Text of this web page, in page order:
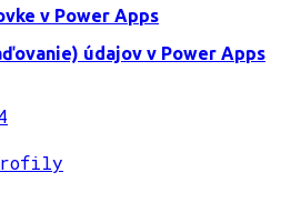
v Power Apps
údajov v Power Apps